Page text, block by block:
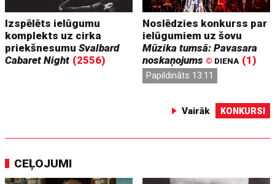
Izspēlēts ielūgumu
komplekts uz cirka
priekšnesumuSvalbard
Cabaret Night (2556)
Noslēdzies konkurss par
ielūgumiem uz šovu
Mūzika tumsā: Pavasara
noskaņojums © DIENA (1)
Papildināts 13:11
Vairāk KONKURSI
CEĻOJUMI